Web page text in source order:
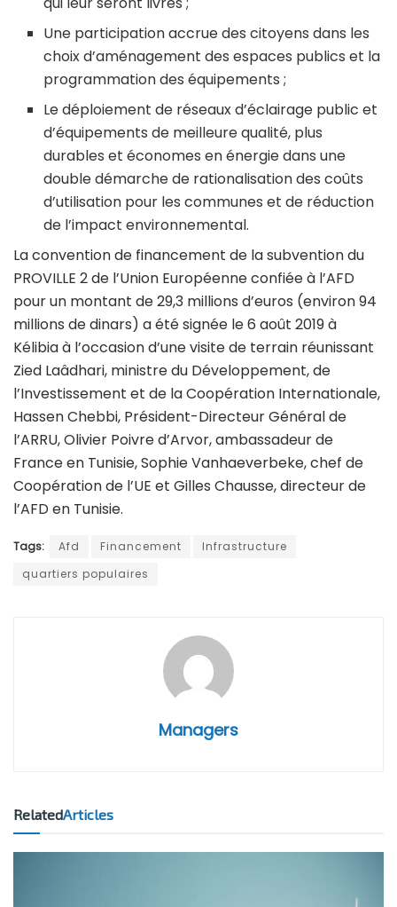
Une participation accrue des citoyens dans les
choix d’aménagement des espaces publics et la
programmation des équipements ;
Le déploiement de réseaux d’éclairage public et
d’équipements de meilleure qualité, plus
durables et économes en énergie dans une
double démarche de rationalisation des coûts
d’utilisation pour les communes et de réduction
de l’impact environnemental.
La convention de financement de la subvention du
PROVILLE 2 de l’Union Européenne confiée à l’AFD
pour un montant de 29,3 millions d’euros (environ 94
millions de dinars) a été signée le 6 août 2019 à
Kélibia à l’occasion d’une visite de terrain réunissant
Zied Laâdhari, ministre du Développement, de
l’Investissement et de la Coopération Internationale,
Hassen Chebbi, Président-Directeur Général de
l’ARRU, Olivier Poivre d’Arvor, ambassadeur de
France en Tunisie, Sophie Vanhaeverbeke, chef de
Coopération de l’UE et Gilles Chausse, directeur de
l’AFD en Tunisie.
Tags: Afd Financement
Infrastructure
quartiers populaires
Managers
RelatedArticles